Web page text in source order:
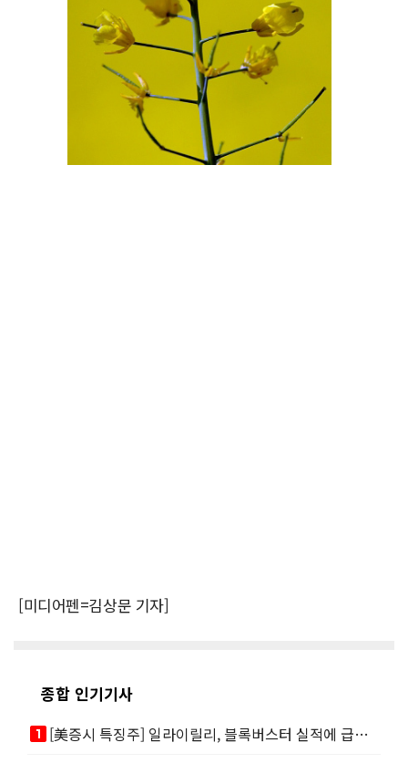
[미디어펜=김상문 기자]
종합 인기기사
looks_one
[美증시 특징주] 일라이릴리, 블록버스터 실적에 급등…마운자로 매출 폭발